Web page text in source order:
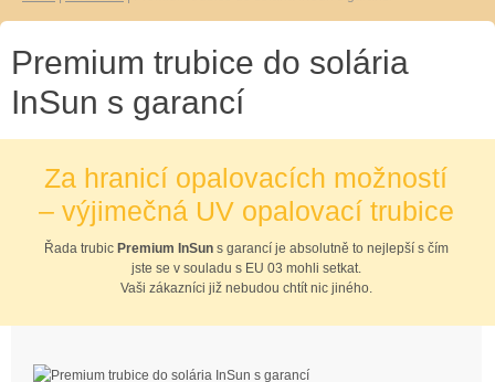
Premium trubice do solária
InSun s garancí
Za hranicí opalovacích možností
– výjimečná UV opalovací trubice
Řada trubic Premium InSuns garancí je absolutně to nejlepší s čím
jste se v souladu s EU 03 mohli setkat.
Vaši zákazníci již nebudou chtít nic jiného.